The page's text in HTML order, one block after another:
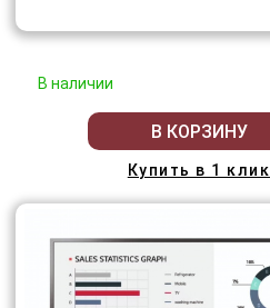
В наличии
В КОРЗИНУ
Купить в 1 клик